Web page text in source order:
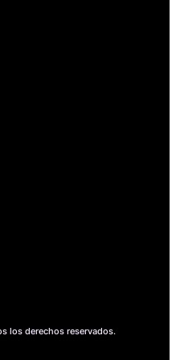
los derechos reservados.